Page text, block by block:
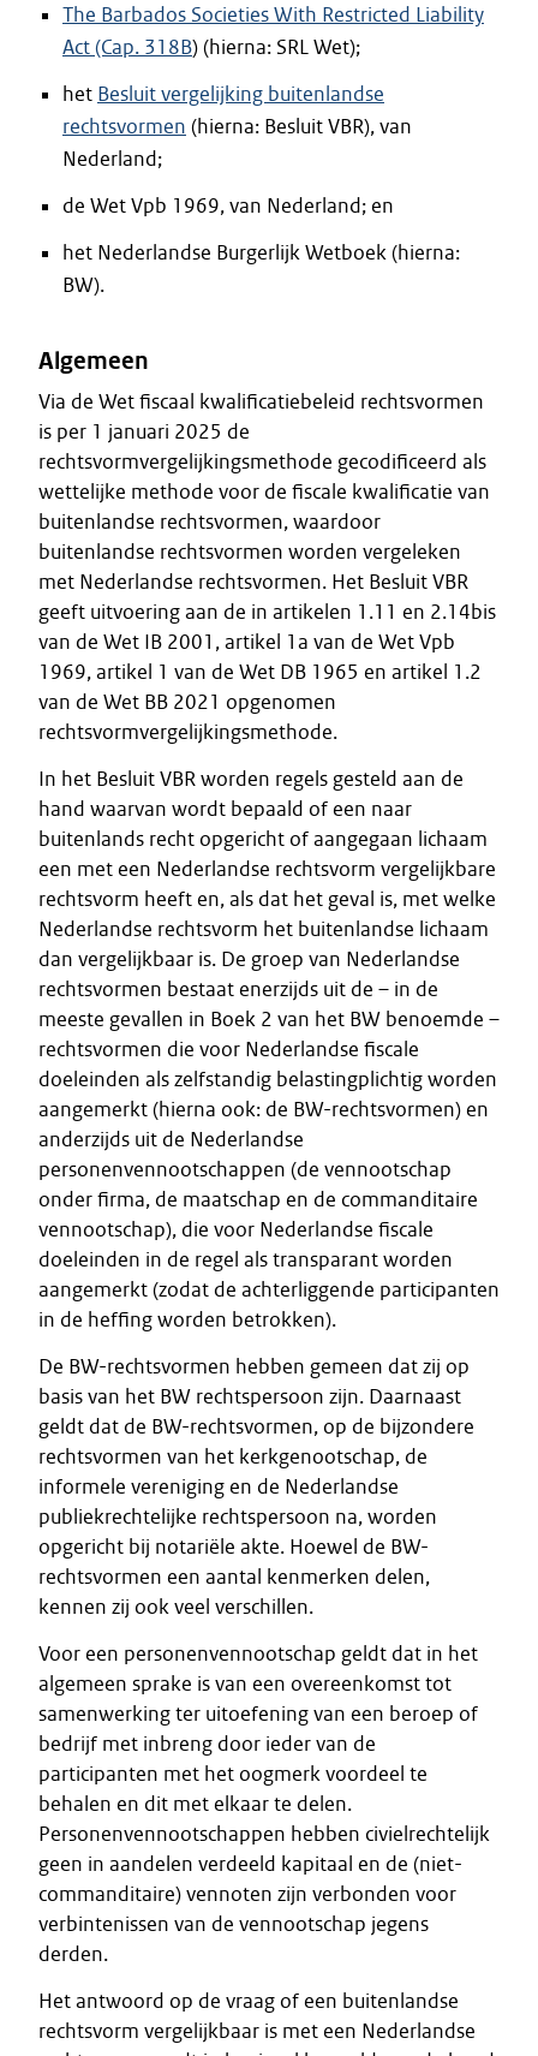
The Barbados Societies With Restricted Liability
Act (Cap. 318B) (hierna: SRL Wet);
het Besluit vergelijking buitenlandse
rechtsvormen (hierna: Besluit VBR), van
Nederland;
de Wet Vpb 1969, van Nederland; en
het Nederlandse Burgerlijk Wetboek (hierna:
BW).
Algemeen
Via de Wet fiscaal kwalificatiebeleid rechtsvormen
is per 1 januari 2025 de
rechtsvormvergelijkingsmethode gecodificeerd als
wettelijke methode voor de fiscale kwalificatie van
buitenlandse rechtsvormen, waardoor
buitenlandse rechtsvormen worden vergeleken
met Nederlandse rechtsvormen. Het Besluit VBR
geeft uitvoering aan de in artikelen 1.11 en 2.14bis
van de Wet IB 2001, artikel 1a van de Wet Vpb
1969, artikel 1 van de Wet DB 1965 en artikel 1.2
van de Wet BB 2021 opgenomen
rechtsvormvergelijkingsmethode.
In het Besluit VBR worden regels gesteld aan de
hand waarvan wordt bepaald of een naar
buitenlands recht opgericht of aangegaan lichaam
een met een Nederlandse rechtsvorm vergelijkbare
rechtsvorm heeft en, als dat het geval is, met welke
Nederlandse rechtsvorm het buitenlandse lichaam
dan vergelijkbaar is. De groep van Nederlandse
rechtsvormen bestaat enerzijds uit de – in de
meeste gevallen in Boek 2 van het BW benoemde –
rechtsvormen die voor Nederlandse fiscale
doeleinden als zelfstandig belastingplichtig worden
aangemerkt (hierna ook: de BW-rechtsvormen) en
anderzijds uit de Nederlandse
personenvennootschappen (de vennootschap
onder firma, de maatschap en de commanditaire
vennootschap), die voor Nederlandse fiscale
doeleinden in de regel als transparant worden
aangemerkt (zodat de achterliggende participanten
in de heffing worden betrokken).
De BW-rechtsvormen hebben gemeen dat zij op
basis van het BW rechtspersoon zijn. Daarnaast
geldt dat de BW-rechtsvormen, op de bijzondere
rechtsvormen van het kerkgenootschap, de
informele vereniging en de Nederlandse
publiekrechtelijke rechtspersoon na, worden
opgericht bij notariële akte. Hoewel de BW-
rechtsvormen een aantal kenmerken delen,
kennen zij ook veel verschillen.
Voor een personenvennootschap geldt dat in het
algemeen sprake is van een overeenkomst tot
samenwerking ter uitoefening van een beroep of
bedrijf met inbreng door ieder van de
participanten met het oogmerk voordeel te
behalen en dit met elkaar te delen.
Personenvennootschappen hebben civielrechtelijk
geen in aandelen verdeeld kapitaal en de (niet-
commanditaire) vennoten zijn verbonden voor
verbintenissen van de vennootschap jegens
derden.
Het antwoord op de vraag of een buitenlandse
rechtsvorm vergelijkbaar is met een Nederlandse